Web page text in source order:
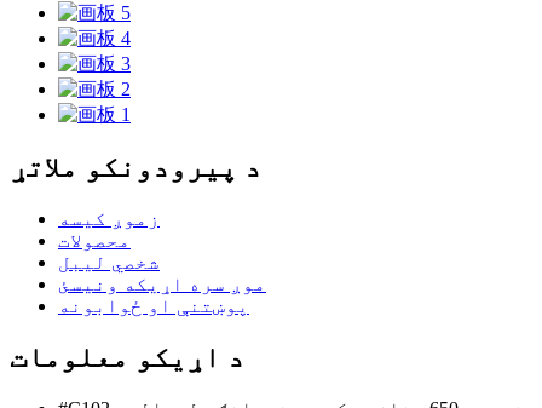
د پیرودونکو ملاتړ
زموږ کیسه
محصولات
شخصي لیبل
موږ سره اړیکه ونیسئ
پوښتنې او ځوابونه
د اړیکو معلومات